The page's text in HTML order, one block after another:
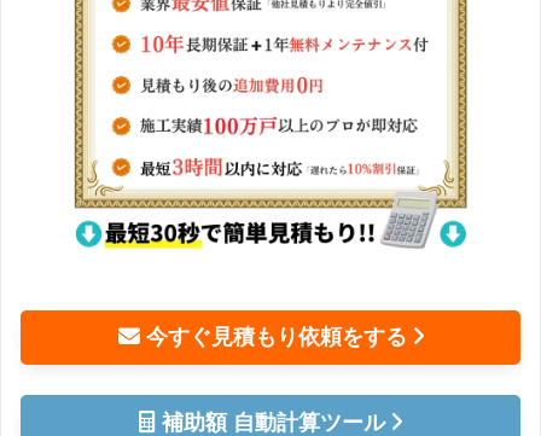
今すぐ見積もり依頼をする
補助額 自動計算ツール